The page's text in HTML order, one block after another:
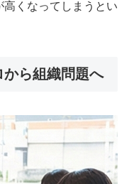
くなってしまうとい
から組織問題へ